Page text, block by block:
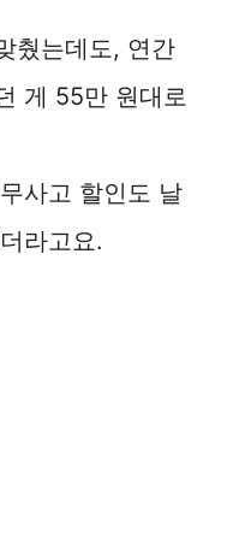
췄는데도, 연간
게 55만 원대로
사고 할인도 날
라고요.